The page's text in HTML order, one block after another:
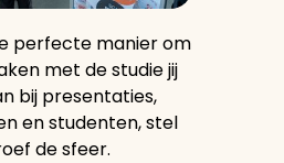
perfecte manier om
met de studie jij
bij presentaties,
en studenten, stel
de sfeer.